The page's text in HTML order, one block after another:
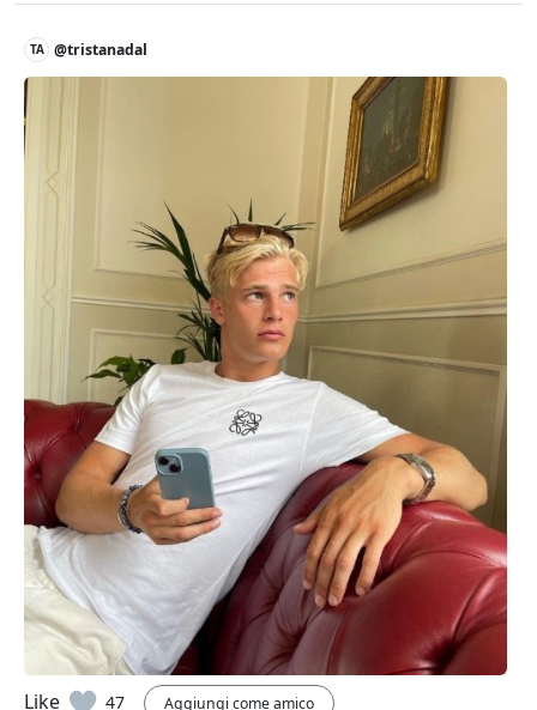
TA @tristanadal
Like 47 Aggiungi come amico